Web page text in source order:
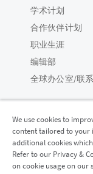
学术计划
合作伙伴计划
职业生涯
编辑部
全球办公室/联
We use cookies to
content tailored to your
additional cookies
Refer to our Privacy &
on cookie usage on our